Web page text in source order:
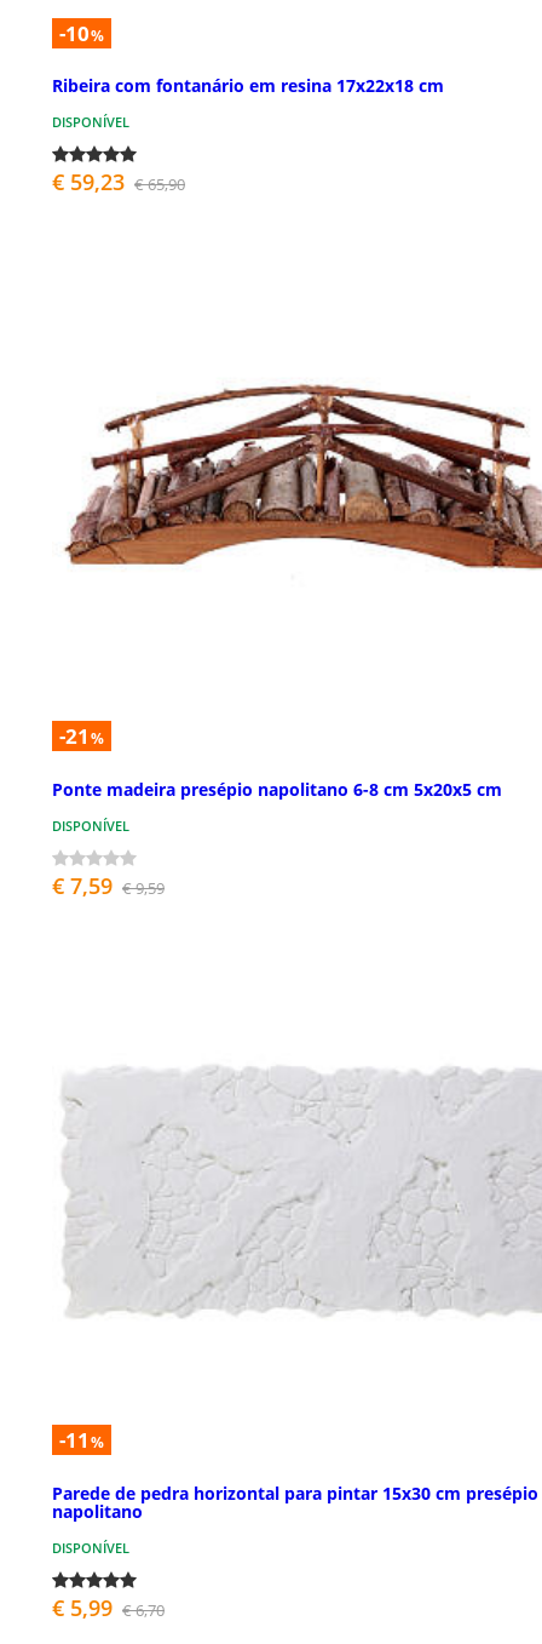
-10%
Ribeira com fontanário em resina 17x22x18 cm
DISPONÍVEL
€ 59,23 € 65,90
-21 %
Ponte madeira presépio napolitano 6-8 cm 5x20x5 cm
DISPONÍVEL
€ 7,59 € 9,59
-11 %
Parede de pedra horizontal para pintar 15x30 cm presépio
napolitano
DISPONÍVEL
€ 5,99 € 6,70